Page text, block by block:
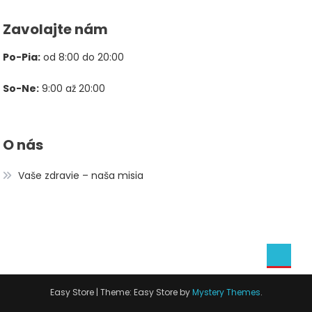
Zavolajte nám
Po-Pia: od 8:00 do 20:00
So-Ne: 9:00 až 20:00
O nás
Vaše zdravie – naša misia
Easy Store | Theme: Easy Store byMystery Themes.